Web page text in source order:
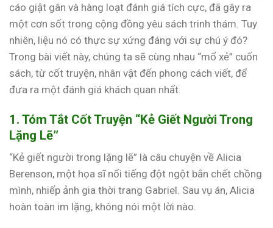
cáo giật gân và hàng loạt đánh giá tích cực, đã gây ra
một cơn sốt trong cộng đồng yêu sách trinh thám. Tuy
nhiên, liệu nó có thực sự xứng đáng với sự chú ý đó?
Trong bài viết này, chúng ta sẽ cùng nhau “mổ xẻ” cuốn
sách, từ cốt truyện, nhân vật đến phong cách viết, để
đưa ra một đánh giá khách quan nhất.
1. Tóm Tắt Cốt Truyện “Kẻ Giết Người Trong
Lặng Lẽ”
“Kẻ giết người trong lặng lẽ” là câu chuyện về Alicia
Berenson, một họa sĩ nổi tiếng đột ngột bắn chết chồng
mình, nhiếp ảnh gia thời trang Gabriel. Sau vụ án, Alicia
hoàn toàn im lặng, không nói một lời nào.